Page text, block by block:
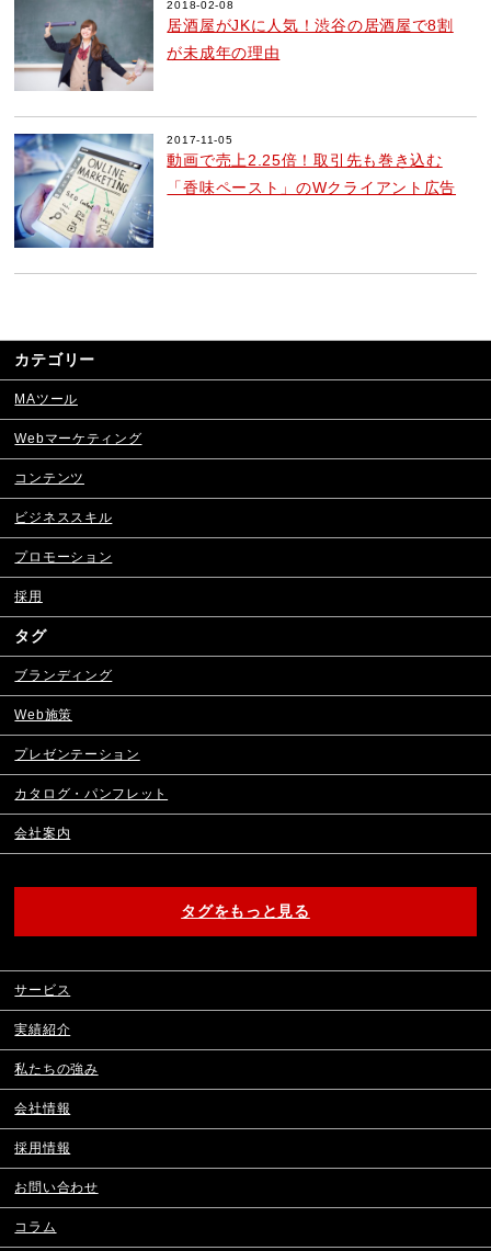
2018-02-08
居酒屋がJKに人気！渋谷の居酒屋で8割
が未成年の理由
2017-11-05
動画で売上2.25倍！取引先も巻き込む
「香味ペースト」のWクライアント広告
カテゴリー
MAツール
Webマーケティング
コンテンツ
ビジネススキル
プロモーション
採用
タグ
ブランディング
Web施策
プレゼンテーション
カタログ・パンフレット
会社案内
タグをもっと見る
サービス
実績紹介
私たちの強み
会社情報
採用情報
お問い合わせ
コラム